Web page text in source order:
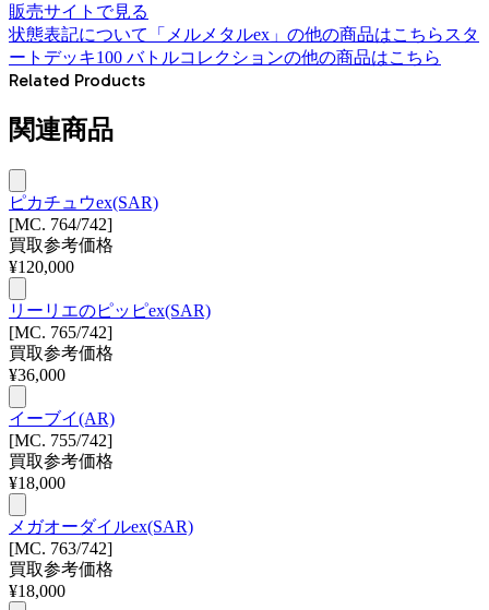
販売サイトで見る
状態表記について
「 メルメタルex 」の他の商品はこちら スタ
ートデッキ100 バトルコレクションの他の商品はこちら
Related Products
関連商品
ピカチュウex(SAR)
[MC. 764/742]
買取参考価格
¥120,000
リーリエのピッピex(SAR)
[MC. 765/742]
買取参考価格
¥36,000
イーブイ(AR)
[MC. 755/742]
買取参考価格
¥18,000
メガオーダイルex(SAR)
[MC. 763/742]
買取参考価格
¥18,000